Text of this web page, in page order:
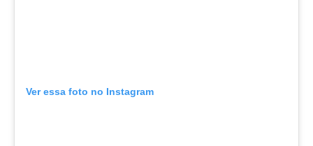
Ver essa foto no Instagram